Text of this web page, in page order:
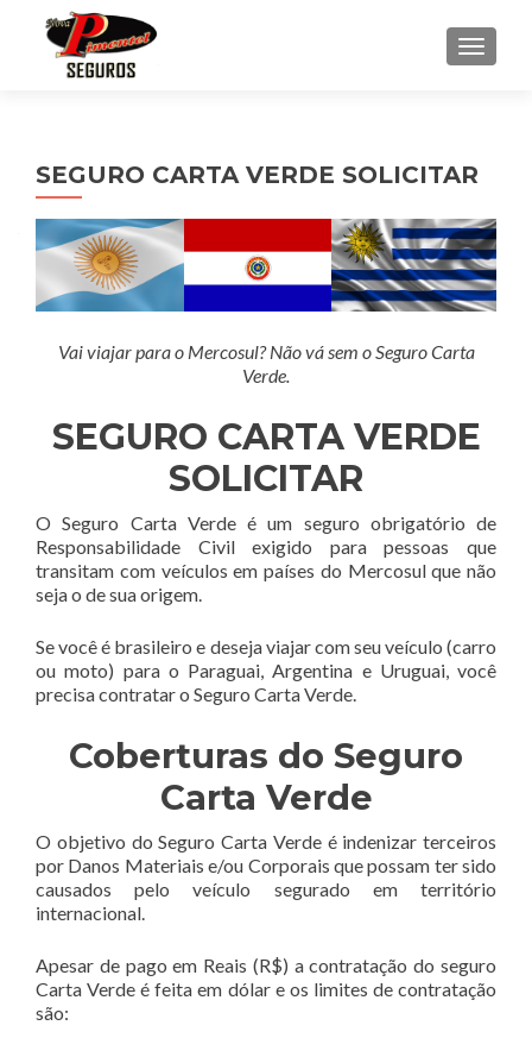
SEGURO CARTA VERDE SOLICITAR
Vai viajar para o Mercosul? Não vá sem o Seguro Carta
Verde.
SEGURO CARTA VERDE
SOLICITAR
O Seguro Carta Verde é um seguro obrigatório de
Responsabilidade Civil exigido para pessoas que
transitam com veículos em países do Mercosul que não
seja o de sua origem.
Se você é brasileiro e deseja viajar com seu veículo (carro
ou moto) para o Paraguai, Argentina e Uruguai, você
precisa contratar o Seguro Carta Verde.
Coberturas do Seguro
Carta Verde
O objetivo do Seguro Carta Verde é indenizar terceiros
por Danos Materiais e/ou Corporais que possam ter sido
causados pelo veículo segurado em território
internacional.
Apesar de pago em Reais (R$) a contratação do seguro
Carta Verde é feita em dólar e os limites de contratação
são: